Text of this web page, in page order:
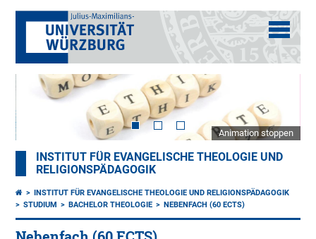
Animation stoppen
INSTITUT FÜR EVANGELISCHE THEOLOGIE UND
RELIGIONSPÄDAGOGIK
INSTITUT FÜR EVANGELISCHE THEOLOGIE UND RELIGIONSPÄDAGOGIK
STUDIUM
BACHELOR THEOLOGIE NEBENFACH (60 ECTS)